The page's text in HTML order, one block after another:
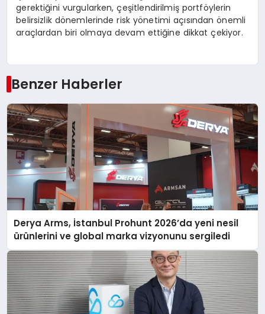
gerektiğini vurgularken, çeşitlendirilmiş portföylerin
belirsizlik dönemlerinde risk yönetimi açısından önemli
araçlardan biri olmaya devam ettiğine dikkat çekiyor.
Benzer Haberler
Derya Arms, İstanbul Prohunt 2026’da yeni nesil
ürünlerini ve global marka vizyonunu sergiledi